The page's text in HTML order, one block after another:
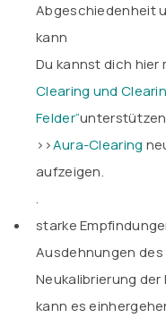
Abgeschiedenheit
kann
Du kannst dich hier
Clearing und
Felder“
>>Aura-Clearing
aufzeigen.
.
starke
Ausdehnungen
Neukalibrierung
kann es